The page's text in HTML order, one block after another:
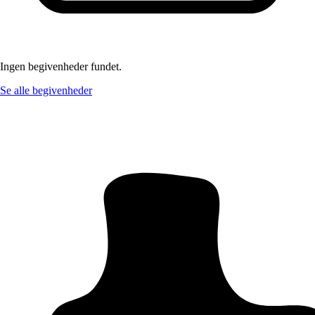
Ingen begivenheder fundet.
Se alle begivenheder